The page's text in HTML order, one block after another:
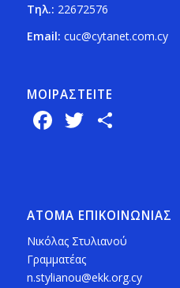
Τηλ.: 22672576
Email: cuc@cytanet.com.cy
ΜΟΙΡΑΣTEITE
Facebook
Twitter
ΑΤΟΜΑ ΕΠΙΚΟΙΝΩΝΙΑΣ
Νικόλας Στυλιανού
Γραμματέας
n.stylianou@ekk.org.cy